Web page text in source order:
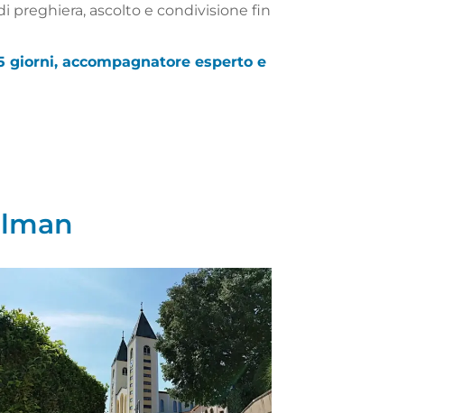
preghiera, ascolto e condivisione fin
giorni, accompagnatore esperto e